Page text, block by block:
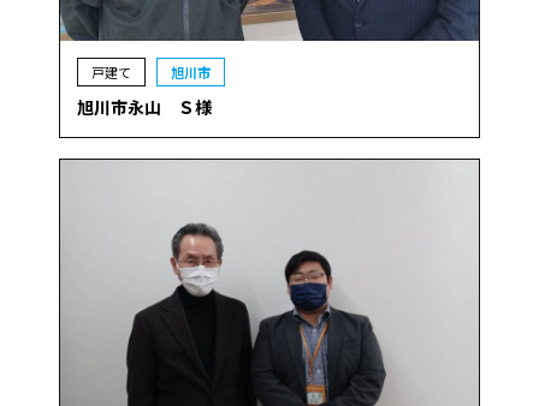
戸建て 旭川市
旭川市永山 Ｓ様